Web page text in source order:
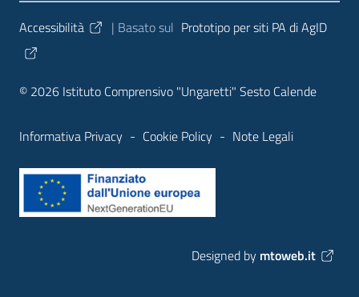
Sezione Link Utili
Accessibilità | Basato sul Prototipo per siti PA di AgID
© 2026 Istituto Comprensivo "Ungaretti" Sesto Calende
Informativa Privacy - Cookie Policy - Note Legali
Designed by mtoweb.it